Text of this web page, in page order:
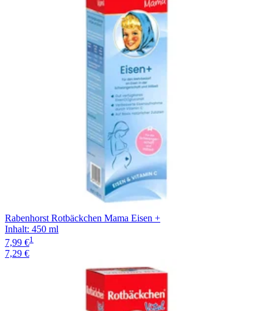
Rabenhorst Rotbäckchen Mama Eisen +
Inhalt: 450 ml
7,99 €1
7,29 €